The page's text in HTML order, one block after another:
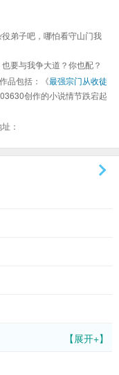
弟子吧，哪怕看守山门我
要与我争大道？你也配？
品包括：《最强宗门从收徒
创作的小说情节跌宕起
：
【展开+】